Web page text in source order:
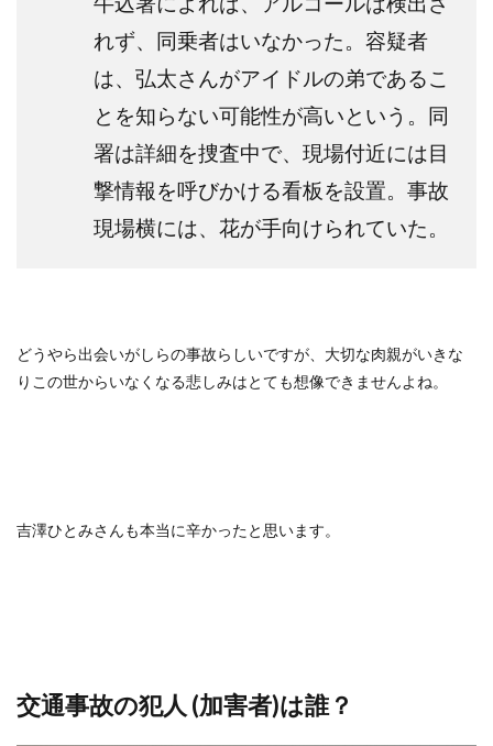
れず、同乗者はいなかった。容疑者
は、弘太さんがアイドルの弟であるこ
とを知らない可能性が高いという。同
署は詳細を捜査中で、現場付近には目
撃情報を呼びかける看板を設置。事故
現場横には、花が手向けられていた。
どうやら出会いがしらの事故らしいですが、大切な肉親がいきな
りこの世からいなくなる悲しみはとても想像できませんよね。
吉澤ひとみさんも本当に辛かったと思います。
交通事故の犯人 (加害者)は誰？